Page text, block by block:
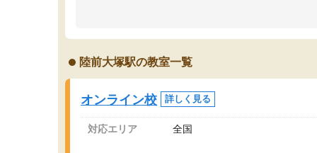
い
陸前大塚駅の教室一覧
オンライン校 詳しく見る
対応エリア 全国